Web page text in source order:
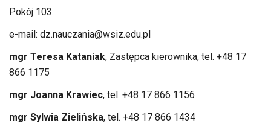
Pokój 103:
e-mail: dz.nauczania@wsiz.edu.pl
mgr Teresa Kataniak, Zastępca kierownika, tel. +48 17
866 1175
mgr Joanna Krawiec, tel. +48 17 866 1156
mgr Sylwia Zielińska, tel. +48 17 866 1434